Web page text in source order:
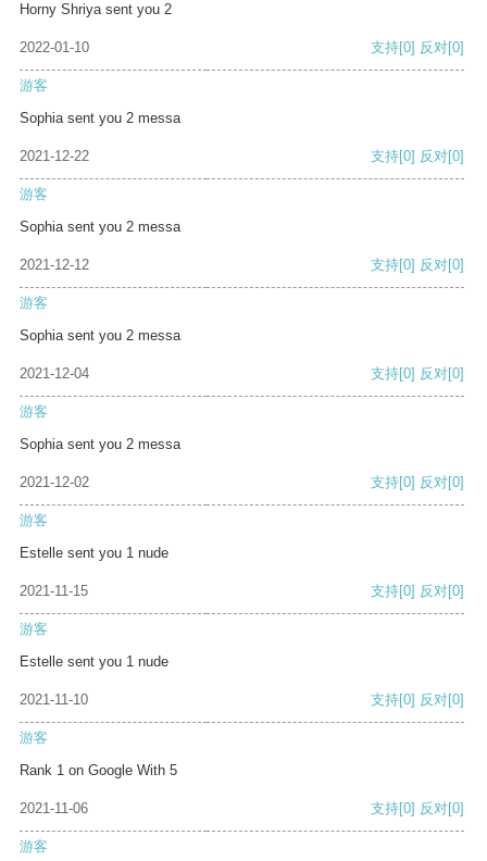
Horny Shriya sent you 2
2022-01-10 支持[0] 反对[0]
游客
Sophia sent you 2 messa
2021-12-22 支持[0] 反对[0]
游客
Sophia sent you 2 messa
2021-12-12 支持[0] 反对[0]
游客
Sophia sent you 2 messa
2021-12-04 支持[0] 反对[0]
游客
Sophia sent you 2 messa
2021-12-02 支持[0] 反对[0]
游客
Estelle sent you 1 nude
2021-11-15 支持[0] 反对[0]
游客
Estelle sent you 1 nude
2021-11-10 支持[0] 反对[0]
游客
Rank 1 on Google With 5
2021-11-06 支持[0] 反对[0]
游客